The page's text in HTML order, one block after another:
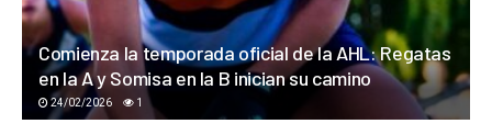
Comienza la temporada oficial de la AHL: Regatas
en la A y Somisa en la B inician su camino
24/02/2026 1